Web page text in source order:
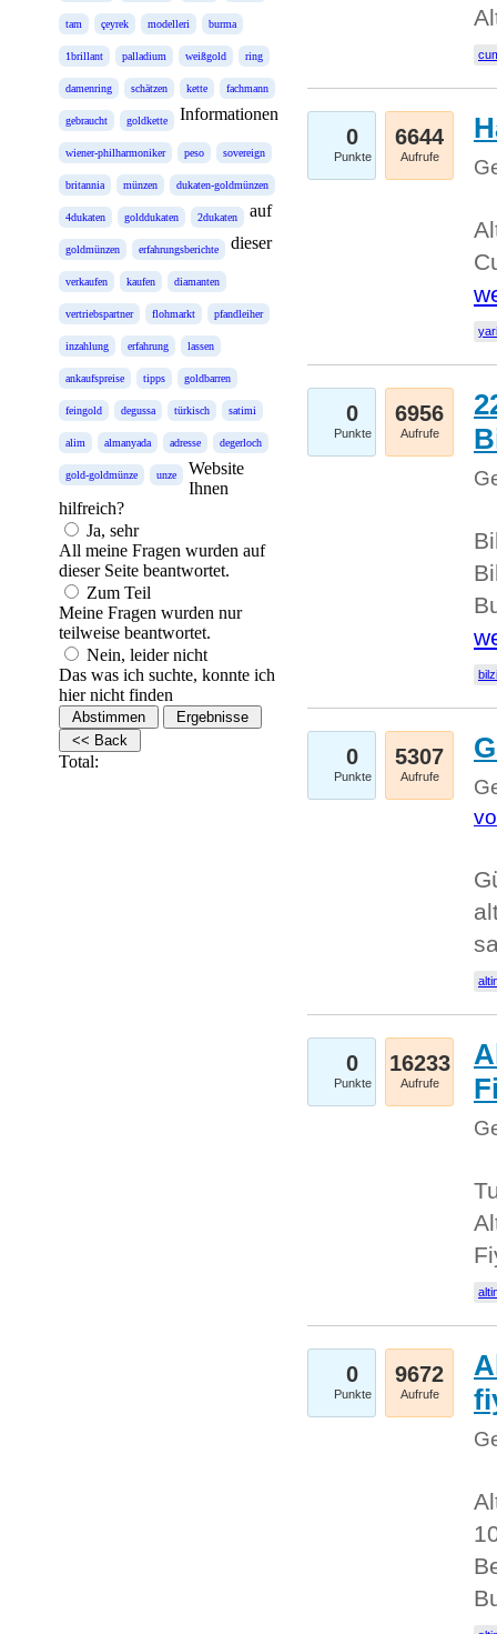
tam çeyrek modelleri burma
1brillant palladium weißgold ring
damenring schätzen kette fachmann
gebraucht goldkette
wiener-philharmoniker peso sovereign
britannia münzen dukaten-goldmünzen
4dukaten golddukaten 2dukaten
goldmünzen erfahrungsberichte
verkaufen kaufen diamanten
vertriebspartner flohmarkt pfandleiher
inzahlung erfahrung lassen
ankaufspreise tipps goldbarren
feingold degussa türkisch satimi
alim almanyada adresse degerloch
gold-goldmünze unze
Informationen
auf
dieser
Website
Ihnen
hilfreich?
Ja, sehr
All meine Fragen wurden auf
dieser Seite beantwortet.
Zum Teil
Meine Fragen wurden nur
teilweise beantwortet.
Nein, leider nicht
Das was ich suchte, konnte ich
hier nicht finden
Total:
0
Punkte
6644
Aufrufe
0
Punkte
6956
Aufrufe
0
Punkte
5307
Aufrufe
0
Punkte
16233
Aufrufe
0
Punkte
9672
Aufrufe